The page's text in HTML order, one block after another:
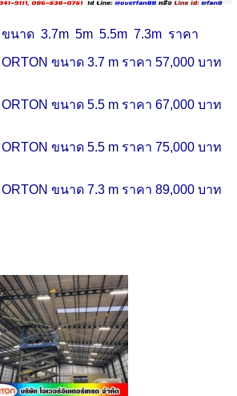
นาด 3.7m 5m 5.5m 7.3mราคา
ขนาด 3.7 m ราคา 57,000 บาท
ขนาด 5.5 m ราคา 67,000 บาท
ขนาด 5.5 m ราคา 75,000 บาท
ขนาด 7.3 m ราคา 89,000 บาท